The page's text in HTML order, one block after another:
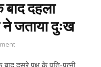
बाद दहला
ने जताया दुःख